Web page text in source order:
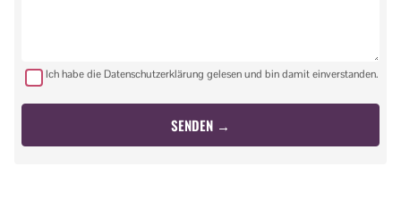
Ich habe die Datenschutzerklärung gelesen und bin damit einverstanden.